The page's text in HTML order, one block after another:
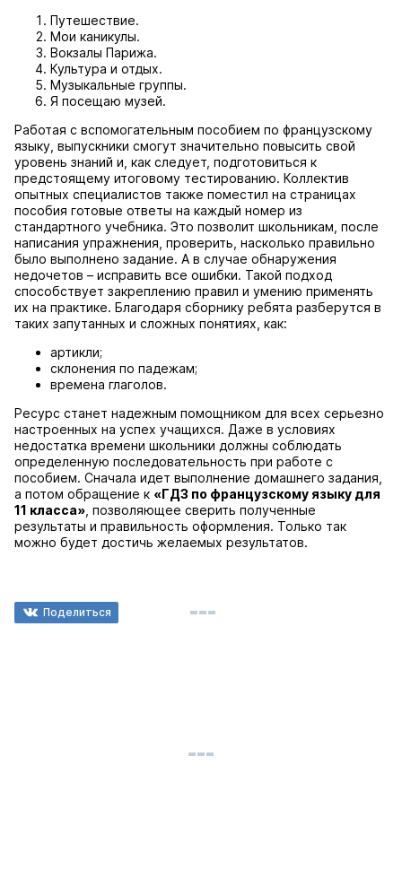
Путешествие.
Мои каникулы.
Вокзалы Парижа.
Культура и отдых.
Музыкальные группы.
Я посещаю музей.
Работая с вспомогательным пособием по французскому
языку, выпускники смогут значительно повысить свой
уровень знаний и, как следует, подготовиться к
предстоящему итоговому тестированию. Коллектив
опытных специалистов также поместил на страницах
пособия готовые ответы на каждый номер из
стандартного учебника. Это позволит школьникам, после
написания упражнения, проверить, насколько правильно
было выполнено задание. А в случае обнаружения
недочетов – исправить все ошибки. Такой подход
способствует закреплению правил и умению применять
их на практике. Благодаря сборнику ребята разберутся в
таких запутанных и сложных понятиях, как:
артикли;
склонения по падежам;
времена глаголов.
Ресурс станет надежным помощником для всех серьезно
настроенных на успех учащихся. Даже в условиях
недостатка времени школьники должны соблюдать
определенную последовательность при работе с
пособием. Сначала идет выполнение домашнего задания,
а потом обращение к «ГДЗ по французскому языку для
11 класса» , позволяющее сверить полученные
результаты и правильность оформления. Только так
можно будет достичь желаемых результатов.
Поделиться